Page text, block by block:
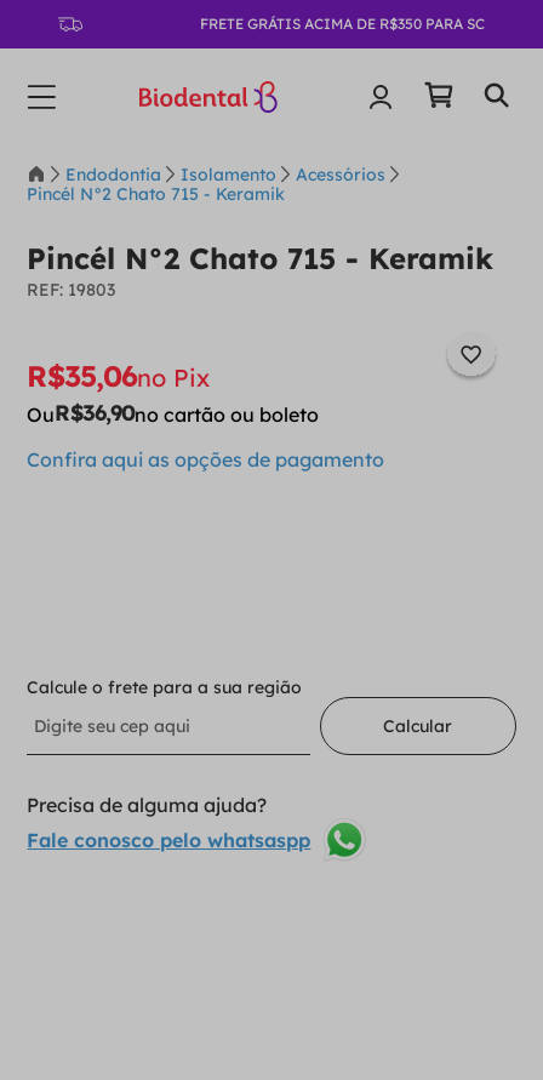
FRETE GRÁTIS ACIMA DE R$350 PARA SC
Endodontia Isolamento
Acessórios
Pincél N°2 Chato 715 - Keramik
Pincél N°2 Chato 715 - Keramik
: 19803
R$35,06no Pix
OuR$36,90no cartão ou boleto
Confira aqui as opções de pagamento
Calcule o frete para a sua região
Calcular
Precisa de alguma ajuda?
Fale conosco pelo whatsaspp